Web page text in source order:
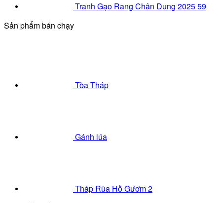
Tranh Gạo Rang Chân Dung 2025 59
Sản phẩm bán chạy
Tòa Tháp
Gánh lúa
Tháp Rùa Hồ Gươm 2